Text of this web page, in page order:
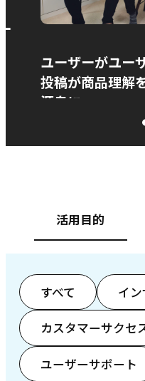
ユーザーがユー
投稿が商品理解
源泉に
活用目的
すべて イ
カスタマーサクセ
ユーザーサポート